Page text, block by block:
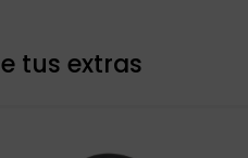
tus extras